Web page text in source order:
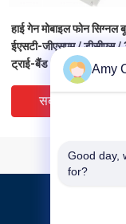
हाई गेन मोबाइल फोन सिग्नल
ईएसटी-जीएसएम / डीसीएस /
ट्राई-बैंड
सबसे अच्छी कीमत
Amy
Good day,
for?